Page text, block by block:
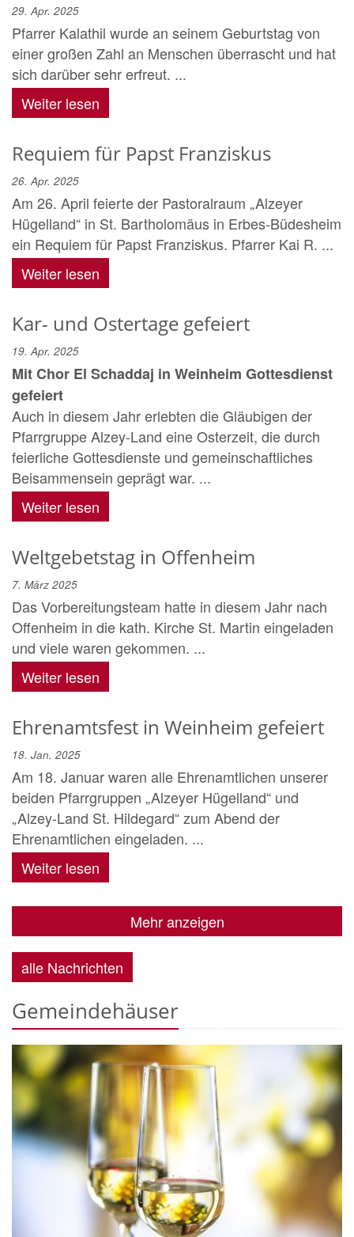
29. Apr. 2025
Pfarrer Kalathil wurde an seinem Geburtstag von
einer großen Zahl an Menschen überrascht und hat
sich darüber sehr erfreut. ...
Weiter lesen
Requiem für Papst Franziskus
26. Apr. 2025
Am 26. April feierte der Pastoralraum „Alzeyer
Hügelland“ in St. Bartholomäus in Erbes-Büdesheim
ein Requiem für Papst Franziskus. Pfarrer Kai R. ...
Weiter lesen
Kar- und Ostertage gefeiert
19. Apr. 2025
Mit Chor El Schaddaj in Weinheim Gottesdienst
gefeiert
Auch in diesem Jahr erlebten die Gläubigen der
Pfarrgruppe Alzey-Land eine Osterzeit, die durch
feierliche Gottesdienste und gemeinschaftliches
Beisammensein geprägt war. ...
Weiter lesen
Weltgebetstag in Offenheim
7. März 2025
Das Vorbereitungsteam hatte in diesem Jahr nach
Offenheim in die kath. Kirche St. Martin eingeladen
und viele waren gekommen. ...
Weiter lesen
Ehrenamtsfest in Weinheim gefeiert
18. Jan. 2025
Am 18. Januar waren alle Ehrenamtlichen unserer
beiden Pfarrgruppen „Alzeyer Hügelland“ und
„Alzey-Land St. Hildegard“ zum Abend der
Ehrenamtlichen eingeladen. ...
Weiter lesen
Mehr anzeigen
alle Nachrichten
Gemeindehäuser